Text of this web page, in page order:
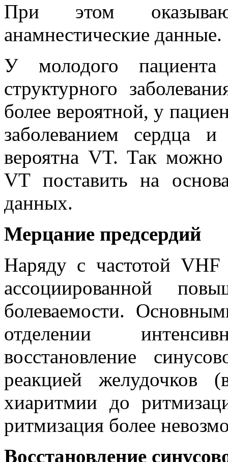
При этом
анамнестические данные.
У молодого пациента
структурного
более вероятной, у
заболеванием сердца
вероятна VT. Так можно
VT поставить на
данных.
Мерцание предсердий
Наряду с частотой
ассоциированной
болеваемости.
отделении
восстановление
реакцией желудочков
хиаритмии до
ритмизация более
Восстановление